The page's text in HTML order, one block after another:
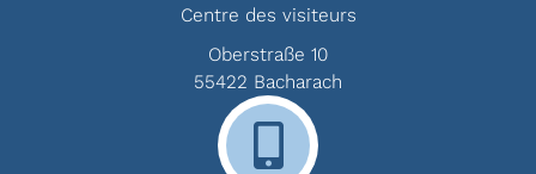
Centre des visiteurs
Oberstraße 10
55422 Bacharach